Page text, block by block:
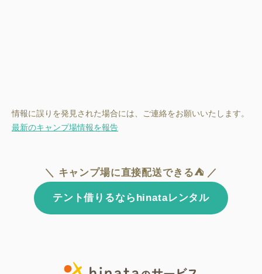
情報に誤りを発見された場合には、ご連絡をお願いいたします。
最新のキャンプ場情報を報告
＼ キャンプ場に直接配送できる⛺ ／
テント借りるならhinataレンタル